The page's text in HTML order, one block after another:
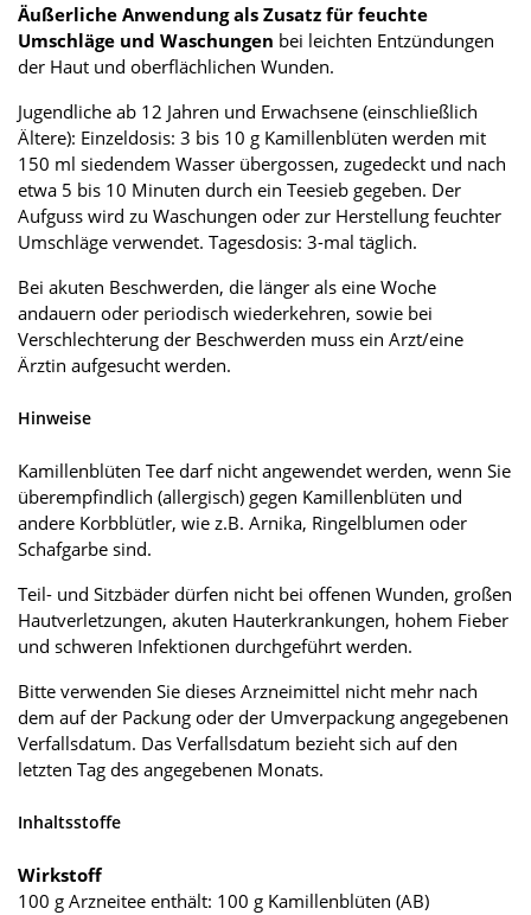
Äußerliche Anwendung als Zusatz für feuchte
Umschläge und Waschungen bei leichten Entzündungen
der Haut und oberflächlichen Wunden.
Jugendliche ab 12 Jahren und Erwachsene (einschließlich
Ältere): Einzeldosis: 3 bis 10 g Kamillenblüten werden mit
150 ml siedendem Wasser übergossen, zugedeckt und nach
etwa 5 bis 10 Minuten durch ein Teesieb gegeben. Der
Aufguss wird zu Waschungen oder zur Herstellung feuchter
Umschläge verwendet. Tagesdosis: 3-mal täglich.
Bei akuten Beschwerden, die länger als eine Woche
andauern oder periodisch wiederkehren, sowie bei
Verschlechterung der Beschwerden muss ein Arzt/eine
Ärztin aufgesucht werden.
Hinweise
Kamillenblüten Tee darf nicht angewendet werden, wenn Sie
überempfindlich (allergisch) gegen Kamillenblüten und
andere Korbblütler, wie z.B. Arnika, Ringelblumen oder
Schafgarbe sind.
Teil- und Sitzbäder dürfen nicht bei offenen Wunden, großen
Hautverletzungen, akuten Hauterkrankungen, hohem Fieber
und schweren Infektionen durchgeführt werden.
Bitte verwenden Sie dieses Arzneimittel nicht mehr nach
dem auf der Packung oder der Umverpackung angegebenen
Verfallsdatum. Das Verfallsdatum bezieht sich auf den
letzten Tag des angegebenen Monats.
Inhaltsstoffe
Wirkstoff
100 g Arzneitee enthält: 100 g Kamillenblüten (AB)